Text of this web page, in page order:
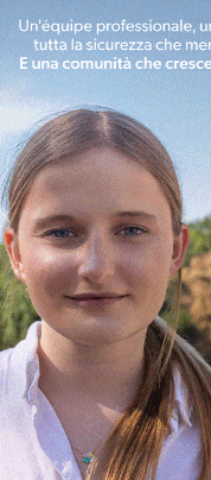
Gianni, Giulia e
processo, lo
Cronaca 3 Agosto 2026
Scomparso da
Fiorentino
Levane nel 2020
Articolo precedente
Futsal Sangiovannese under
la grande impresa per
Ultime Notizie